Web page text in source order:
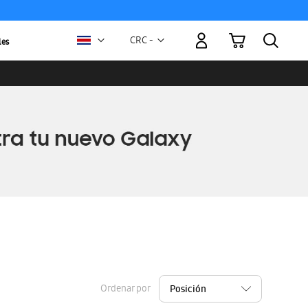
Moneda
CRC -
Mi carrito
Ordenar por